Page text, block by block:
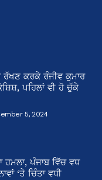
ਰੱਖਣ ਕਰਕੇ ਰੰਜੀਵ ਕੁਮਾਰ
ਪਹਿਲਾਂ ਵੀ ਹੋ ਚੁੱਕੇ
5, 2024
ਹਮਲਾ, ਪੰਜਾਬ ਵਿੱਚ ਵਧ
‘ਤੇ ਚਿੰਤਾ ਵਧੀ